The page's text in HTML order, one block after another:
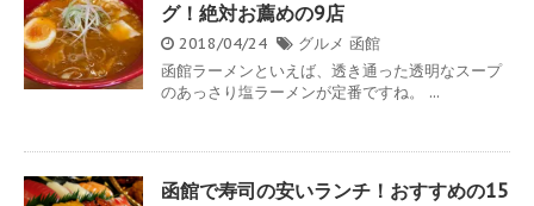
グ！絶対お薦めの9店
2018/04/24 グルメ 函館
函館ラーメンといえば、透き通った透明なスープ
のあっさり塩ラーメンが定番ですね。 ...
函館で寿司の安いランチ！おすすめの15